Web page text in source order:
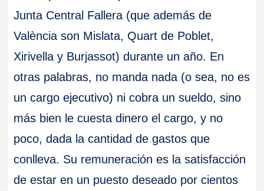
Junta Central Fallera (que además de
València son Mislata, Quart de Poblet,
Xirivella y Burjassot) durante un año. En
otras palabras, no manda nada (o sea, no es
un cargo ejecutivo) ni cobra un sueldo, sino
más bien le cuesta dinero el cargo, y no
poco, dada la cantidad de gastos que
conlleva. Su remuneración es la satisfacción
de estar en un puesto deseado por cientos